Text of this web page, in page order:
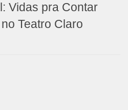
Vidas pra Contar
Teatro Claro